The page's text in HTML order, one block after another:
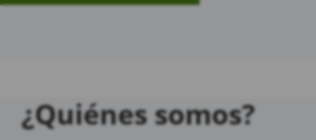
¿Quiénes somos?